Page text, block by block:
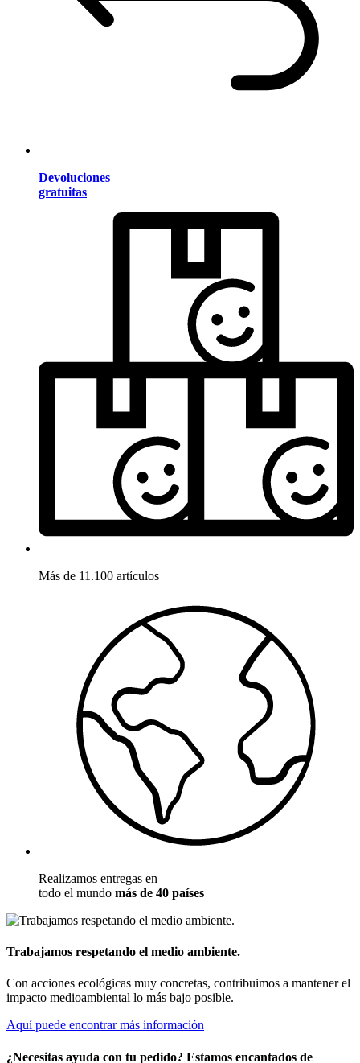
Devoluciones
gratuitas
Más de 11.100 artículos
Realizamos entregas en
todo el mundo más de 40 países
Trabajamos respetando el medio ambiente.
Con acciones ecológicas muy concretas, contribuimos a mantener el
impacto medioambiental lo más bajo posible.
Aquí puede encontrar más información
¿Necesitas ayuda con tu pedido? Estamos encantados de